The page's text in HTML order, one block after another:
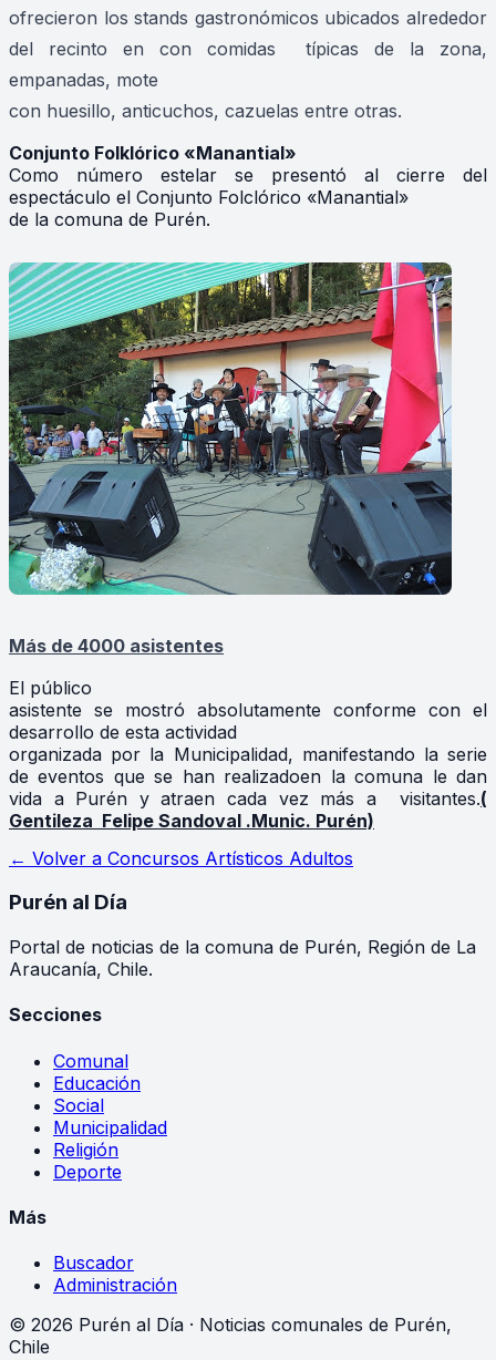
ofrecieron los stands gastronómicos ubicados alrededor
del recinto en con comidas típicas de la zona,
empanadas, mote
con huesillo, anticuchos, cazuelas entre otras.
Conjunto Folklórico «Manantial»
Como número estelar se presentó al cierre del
espectáculo el Conjunto Folclórico «Manantial»
de la comuna de Purén.
Más de 4000 asistentes
El público
asistente se mostró absolutamente conforme con el
desarrollo de esta actividad
organizada por la Municipalidad, manifestando la serie
de eventos que se han realizadoen la comuna le dan
vida a Purén y atraen cada vez más a visitantes.(
Gentileza Felipe Sandoval .Munic. Purén)
← Volver a Concursos Artísticos Adultos
Purén al Día
Portal de noticias de la comuna de Purén, Región de La
Araucanía, Chile.
Secciones
Comunal
Educación
Social
Municipalidad
Religión
Deporte
Más
Buscador
Administración
© 2026 Purén al Día · Noticias comunales de Purén,
Chile